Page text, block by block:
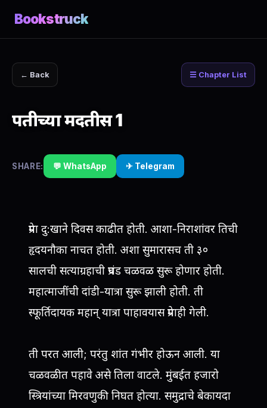
Bookstruck
← Back ☰ Chapter List
पतीच्या मदतीस 1
SHARE: 💬 WhatsApp ✈ Telegram
प्रेमा दु:खाने दिवस काढीत होती. आशा-निराशांवर तिची
हृदयनौका नाचत होती. अशा सुमारासच ती ३०
सालची सत्याग्रहाची प्रचंड चळवळ सुरू होणार होती.
महात्माजींची दांडी-यात्रा सुरू झाली होती. ती
स्फूर्तिदायक महान् यात्रा पाहावयास प्रेमाही गेली.
ती परत आली; परंतु शांत गंभीर होऊन आली. या
चळवळीत पहावे असे तिला वाटले. मुंबईत हजारो
स्त्रियांच्या मिरवणुकी निघत होत्या. समुद्राचे बेकायदा